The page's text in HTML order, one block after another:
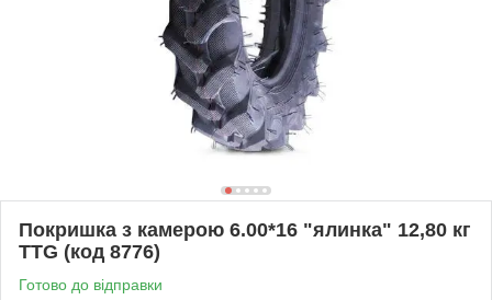
Покришка з камерою 6.00*16 "ялинка" 12,80 кг
TTG (код 8776)
Готово до відправки